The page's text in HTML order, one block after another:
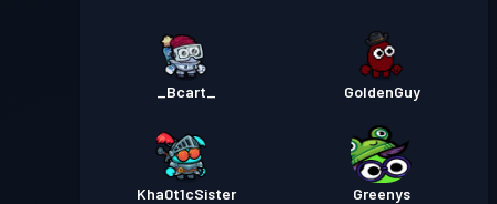
_Bcart_ GoldenGuy
Kha0t1cSister Greenys